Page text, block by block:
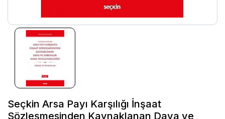
Seçkin Arsa Payı Karşılığı İnşaat
Sözleşmesinden Kaynaklanan Dava ve